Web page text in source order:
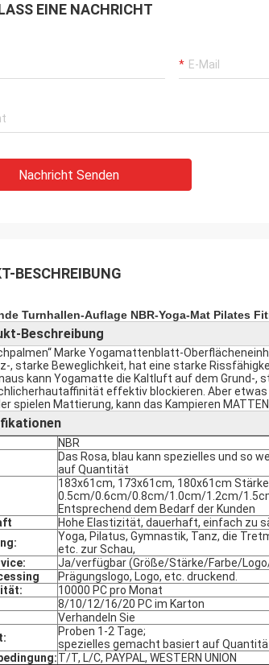
EINE NACHRICHT
Nachricht Senden
BESCHREIBUNG
Turnhallen-Auflage NBR-Yoga-Mat Pilates
Beschreibung
Marke Yogamattenblatt-
, starke Beweglichkeit, hat eine starke
kann Yogamatte die Kaltluft auf dem Grund-
effektiv blockieren. Aber
spielen Mattierung, kann das Kampieren MATTEN.
NBR
Das Rosa, blau kann spezielles und so
auf Quantität
183x61cm, 173x61cm, 180x61cm
0.5cm/0.6cm/0.8cm/1.0cm/1.2cm/
Entsprechend dem Bedarf der Kunden
Hohe Elastizität, dauerhaft, einfach zu
Yoga, Pilatus, Gymnastik, Tanz, die
etc. zur Schau,
Ja/verfügbar (Größe/Stärke/Farbe/
Prägungslogo, Logo, etc. druckend.
10000 PC pro Monat
8/10/12/16/20 PC im Karton
Verhandeln Sie
Proben 1-2 Tage;
spezielles gemacht basiert auf
T/T, L/C, PAYPAL, WESTERN UNION